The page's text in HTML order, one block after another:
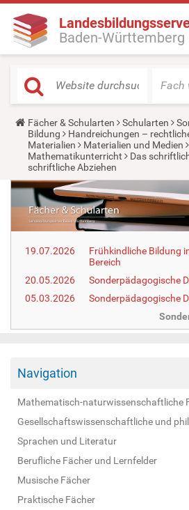
Baden-Württemberg
Fach
Y
o
u
a
r
e
h
r
e
:
Fächer & Schularten Schularten
Bildung
Handreichungen –
Materialien
Materialien und Medien
Mathematikunterricht
Das
schriftliche Abziehen
19.07.2026
Frühkindliche Bildung
Bereich
20.05.2026
Sonderpädagogische
05.03.2026
Sonderpädagogische
Navigation
Mathematisch-naturwissenschaftliche
Gesellschaftswissenschaftliche und
Sprachen und Literatur
Berufliche Fächer und Lernfelder
Musische Fächer
Praktische Fächer